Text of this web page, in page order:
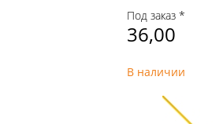
Под заказ *
36,00
В наличии